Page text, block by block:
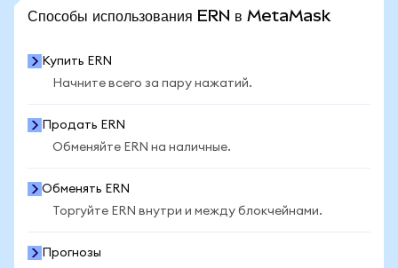
Способы использования ERN в MetaMask
Купить ERN
Начните всего за пару нажатий.
Продать ERN
Обменяйте ERN на наличные.
Обменять ERN
Торгуйте ERN внутри и между блокчейнами.
Прогнозы